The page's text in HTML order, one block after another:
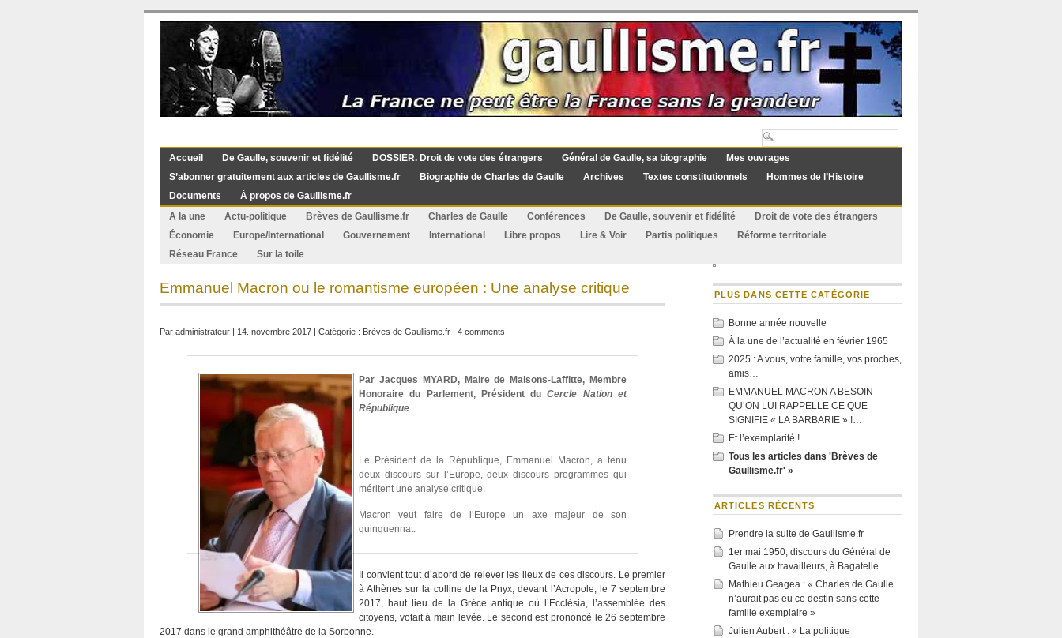
Accueil De Gaulle, souvenir et fidélité DOSSIER. Droit de vote des étrangers Général de Gaulle, sa biographie
Mes ouvrages
S’abonner gratuitement aux articles de Gaullisme.fr
Biographie de Charles de Gaulle Archives Textes constitutionnels
Hommes de l’Histoire
Documents
À propos de Gaullisme.fr
A la une
Actu-politique Brèves de Gaullisme.fr Charles de Gaulle Conférences De Gaulle, souvenir et fidélité
Droit de vote des étrangers
Économie
Europe/International Gouvernement International Libre propos Lire & Voir Partis politiques
Réforme territoriale
Réseau France
Sur la toile
Emmanuel Macron ou le romantisme européen : Une analyse critique
Par administrateur | 14. novembre 2017 | Catégorie : Brèves de Gaullisme.fr | 4 comments
Par Jacques MYARD, Maire de Maisons-Laffitte, Membre
Honoraire du Parlement, Président duCercle Nation et
République
Le Président de la République, Emmanuel Macron, a tenu
deux discours sur l’Europe, deux discours programmes qui
méritent une analyse critique.
Macron veut faire de l’Europe un axe majeur de son
quinquennat.
Il convient tout d’abord de relever les lieux de ces discours. Le premier
à Athènes sur la colline de la Pnyx, devant l’Acropole, le 7 septembre
2017, haut lieu de la Grèce antique où l’Ecclésia, l’assemblée des
citoyens, votait à main levée. Le second est prononcé le 26 septembre
2017 dans le grand amphithéâtre de la Sorbonne.
PLUS DANS CETTE CATÉGORIE
Bonne année nouvelle
À la une de l’actualité en février 1965
2025 : A vous, votre famille, vos proches,
amis…
EMMANUEL MACRON A BESOIN
QU’ON LUI RAPPELLE CE QUE
SIGNIFIE « LA BARBARIE » !…
Et l’exemplarité !
Tous les articles dans 'Brèves de
Gaullisme.fr' »
ARTICLES RÉCENTS
Prendre la suite de Gaullisme.fr
1er mai 1950, discours du Général de
Gaulle aux travailleurs, à Bagatelle
Mathieu Geagea : « Charles de Gaulle
n’aurait pas eu ce destin sans cette
famille exemplaire »
Julien Aubert : « La politique